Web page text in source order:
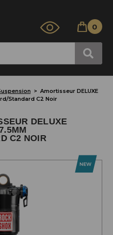
0
Amortisseur DELUXE
Standard C2 Noir
DELUXE
C2 NOIR